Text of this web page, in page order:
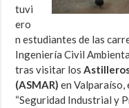
tuvi
ero
n estudiantes de las
Ingeniería Civil
tras visitar los
(ASMAR) en Valparaíso,
“Seguridad Industrial y